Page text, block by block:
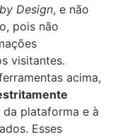
Design, e não
pois não
visitantes.
acima,
plataforma e à
Esses